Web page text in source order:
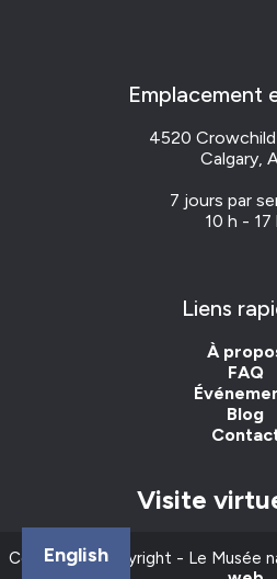
Emplacement
4520 Crowchild
Calgary,
7 jours par
10 h - 17
Liens
À
FAQ
Blog
Visite
English
Content © Copyright - Le Musée